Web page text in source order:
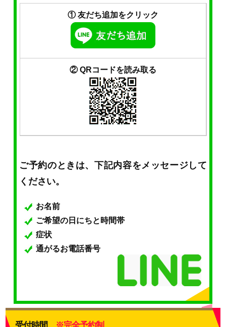
① 友だち追加をクリック
② QRコードを読み取る
ご予約のときは、下記内容をメッセージして
ください。
お名前
ご希望の日にちと時間帯
症状
通がるお電話番号
受付時間 ※完全予約制